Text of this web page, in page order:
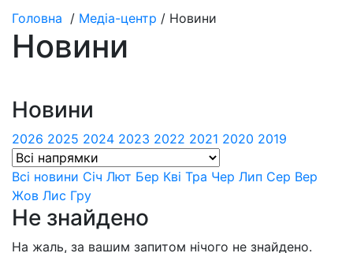
Головна / Медіа-центр / Новини
Новини
Новини
2026 2025 2024 2023 2022 2021 2020 2019
Всі новини Сiч Лют Бер Квi Тра Чер Лип Сер Вер
Жов Лис Гру
Не знайдено
На жаль, за вашим запитом нічого не знайдено.